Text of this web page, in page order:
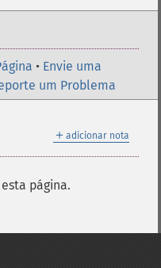
• Envie uma
um Problema
＋ adicionar nota
página.